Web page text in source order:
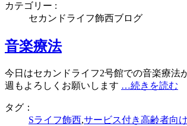
カテゴリー :
セカンドライフ飾西ブログ
音楽療法
今日はセカンドライフ2号館での音楽療法
週もよろしくお願いします …続きを読む
タグ：
Sライフ飾西,サービス付き高齢者向